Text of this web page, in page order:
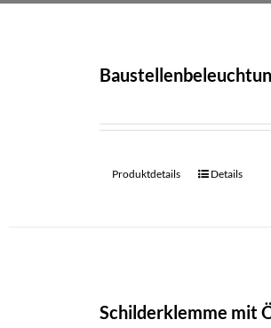
Produktdetails Details
Schilderklemme mit